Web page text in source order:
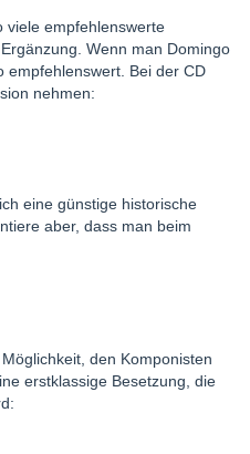
viele empfehlenswerte
Wenn man Domingo
empfehlenswert. Bei der CD
nehmen:
eine günstige historische
aber, dass man beim
den Komponisten
erstklassige Besetzung, die